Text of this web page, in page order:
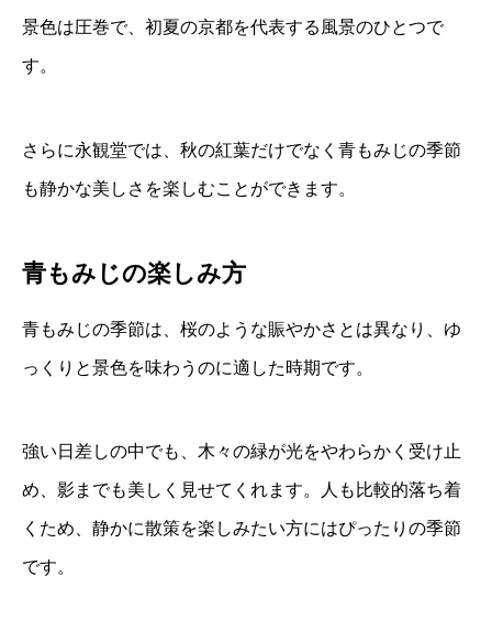
景色は圧巻で、初夏の京都を代表する風景のひとつで
す。
さらに永観堂では、秋の紅葉だけでなく青もみじの季節
も静かな美しさを楽しむことができます。
青もみじの楽しみ方
青もみじの季節は、桜のような賑やかさとは異なり、ゆ
っくりと景色を味わうのに適した時期です。
強い日差しの中でも、木々の緑が光をやわらかく受け止
め、影までも美しく見せてくれます。人も比較的落ち着
くため、静かに散策を楽しみたい方にはぴったりの季節
です。